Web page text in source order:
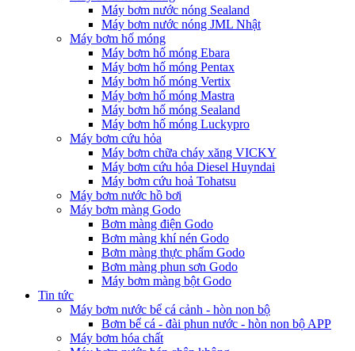
Máy bơm nước nóng Sealand
Máy bơm nước nóng JML Nhật
Máy bơm hố móng
Máy bơm hố móng Ebara
Máy bơm hố móng Pentax
Máy bơm hố móng Vertix
Máy bơm hố móng Mastra
Máy bơm hố móng Sealand
Máy bơm hố móng Luckypro
Máy bơm cứu hỏa
Máy bơm chữa cháy xăng VICKY
Máy bơm cứu hỏa Diesel Huyndai
Máy bơm cứu hoả Tohatsu
Máy bơm nước hồ bơi
Máy bơm màng Godo
Bơm màng điện Godo
Bơm màng khí nén Godo
Bơm màng thực phẩm Godo
Bơm màng phun sơn Godo
Máy bơm màng bột Godo
Tin tức
Máy bơm nước bể cá cảnh - hòn non bộ
Bơm bể cá - đài phun nước - hòn non bộ APP
Máy bơm hóa chất